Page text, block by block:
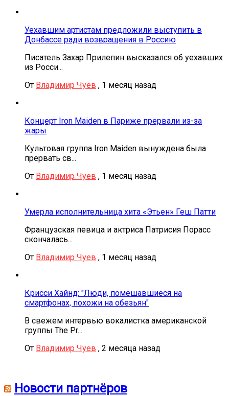
Уехавшим артистам предложили выступить в
Донбассе ради возвращения в Россию
Писатель Захар Прилепин высказался об уехавших
из Росси...
От Владимир Чуев , 1 месяц назад
Концерт Iron Maiden в Париже прервали из-за
жары
Культовая группа Iron Maiden вынуждена была
прервать св...
От Владимир Чуев , 1 месяц назад
Умерла исполнительница хита «Этьен» Геш Патти
Французская певица и актриса Патрисия Порасс
скончалась...
От Владимир Чуев , 1 месяц назад
Крисси Хайнд: "Люди, помешавшиеся на
смартфонах, похожи на обезьян"
В свежем интервью вокалистка американской
группы The Pr...
От Владимир Чуев , 2 месяца назад
Новости партнёров